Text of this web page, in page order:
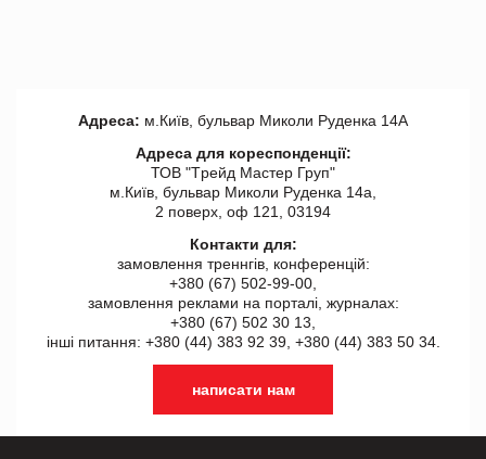
Адреса: м.Київ, бульвар Миколи Руденка 14А
Адреса для кореспонденції:
ТОВ "Tрейд Мастер Груп"
м.Київ, бульвар Миколи Руденка 14а,
2 поверх, оф 121, 03194
Контакти для:
замовлення треннгів, конференцій:
+380 (67) 502-99-00,
замовлення реклами на порталі, журналах:
+380 (67) 502 30 13,
інші питання: +380 (44) 383 92 39, +380 (44) 383 50 34.
написати нам